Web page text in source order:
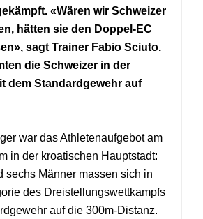
«Wären wir Schweizer
hätten sie den Doppel-EC
sagt Trainer Fabio Sciuto.
die Schweizer in der
dem Standardgewehr auf
war das Athletenaufgebot am
in der kroatischen Hauptstadt:
sechs Männer massen sich in
des Dreistellungswettkampfs
auf die 300m-Distanz.